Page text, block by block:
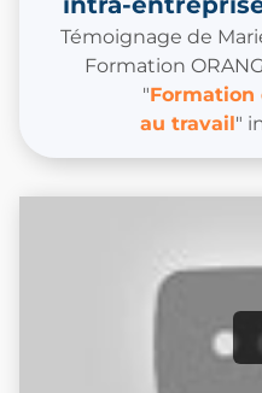
Témoignage de
Formation
"Formation
au travail"